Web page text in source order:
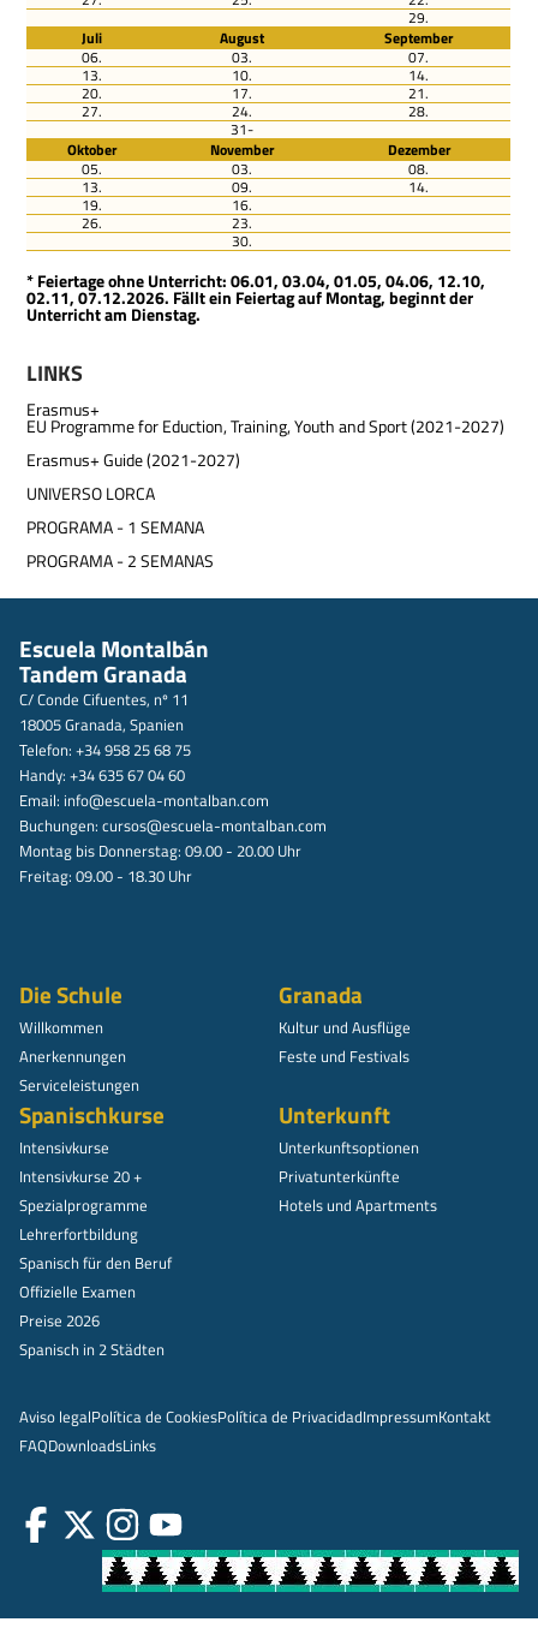
29.
Juli
August
September
06.
03. 07.
13. 10. 14.
20. 17. 21.
27. 24. 28.
31-
Oktober
November
Dezember
05.
03. 08.
13. 09. 14.
19. 16.
26. 23.
30.
* Feiertage ohne Unterricht: 06.01, 03.04, 01.05, 04.06, 12.10,
02.11, 07.12.2026. Fällt ein Feiertag auf Montag, beginnt der
Unterricht am Dienstag.
LINKS
Erasmus+
EU Programme for Eduction, Training, Youth and Sport (2021-2027)
Erasmus+ Guide (2021-2027)
UNIVERSO LORCA
PROGRAMA - 1 SEMANA
PROGRAMA - 2 SEMANAS
Escuela Montalbán
Tandem Granada
C/ Conde Cifuentes, nº 11
18005 Granada, Spanien
Telefon: +34 958 25 68 75
Handy: +34 635 67 04 60
Email: info@escuela-montalban.com
Buchungen: cursos@escuela-montalban.com
Montag bis Donnerstag: 09.00 - 20.00 Uhr
Freitag: 09.00 - 18.30 Uhr
Die Schule
Willkommen
Anerkennungen
Serviceleistungen
Granada
Kultur und Ausflüge
Feste und Festivals
Spanischkurse
Intensivkurse
Intensivkurse 20 +
Spezialprogramme
Lehrerfortbildung
Spanisch für den Beruf
Offizielle Examen
Preise 2026
Spanisch in 2 Städten
Unterkunft
Unterkunftsoptionen
Privatunterkünfte
Hotels und Apartments
Aviso legalPolítica de CookiesPolítica de PrivacidadImpressumKontakt
FAQDownloadsLinks